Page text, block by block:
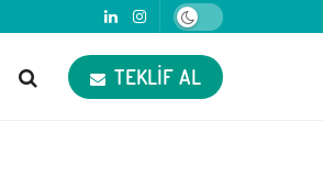
TEKLIF AL